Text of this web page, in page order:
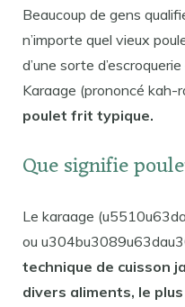
Beaucoup de gens
n’importe quel vieux
d’une sorte
Karaage (prononcé kah-
poulet frit typique.
Que signifie
Le karaage
ou
technique de cuisson
divers aliments, le